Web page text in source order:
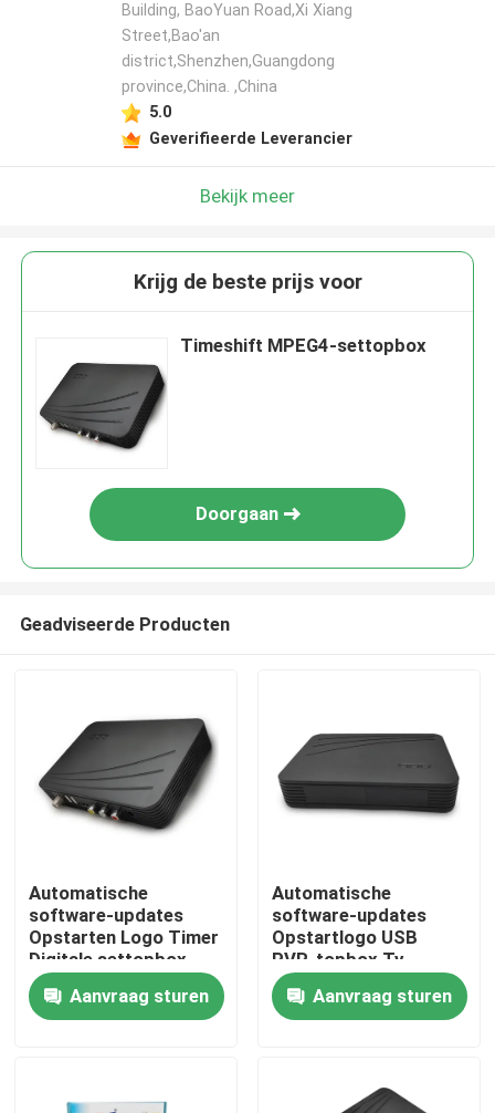
Thuis
VR-show
Building, BaoYuan Road,Xi Xiang
Street,Bao'an
district,Shenzhen,Guangdong
province,China. ,China
5.0
Geverifieerde Leverancier
Bekijk meer
Krijg de beste prijs voor
Timeshift MPEG4-settopbox
Doorgaan
Geadviseerde Producten
Automatische
software-updates
Opstarten Logo Timer
Digitale settopbox
Digitale tv-settopbox
Aanvraag sturen
Automatische
software-updates
Opstartlogo USB
PVR-topbox Tv
digitale kabelset-
topboxAanvraag sturen